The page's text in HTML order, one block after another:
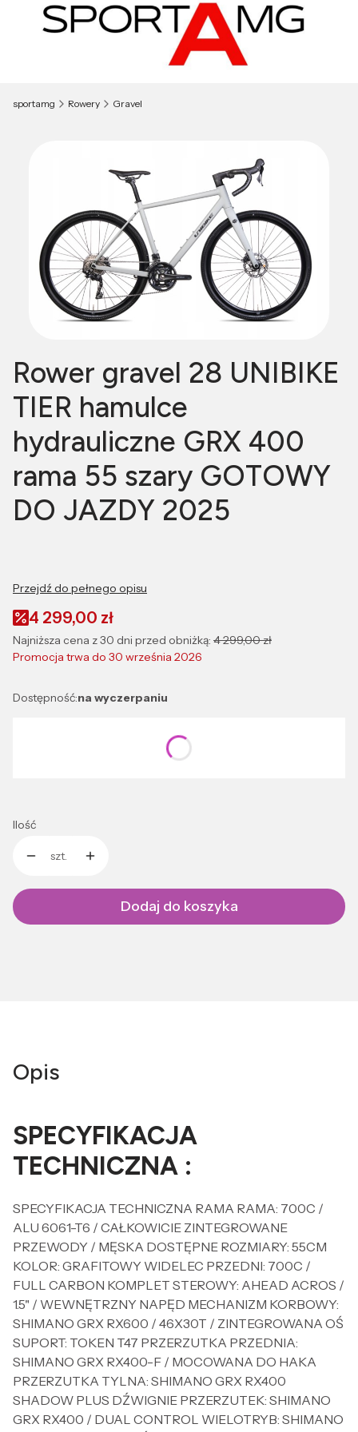
sportamg Rowery Gravel
Rower gravel 28 UNIBIKE
TIER hamulce
hydrauliczne GRX 400
rama 55 szary GOTOWY
DO JAZDY 2025
Przejdź do pełnego opisu
4 299,00 zł
Najniższa cena z 30 dni przed obniżką: 4 299,00 zł
Promocja trwa do 30 września 2026
Dostępność:na wyczerpaniu
Poszczególne warianty mogą różnić się ceną
Ilość
szt.
Dodaj do koszyka
Opis
SPECYFIKACJA
TECHNICZNA :
SPECYFIKACJA TECHNICZNA RAMA RAMA: 700C /
ALU 6061-T6 / CAŁKOWICIE ZINTEGROWANE
PRZEWODY / MĘSKA DOSTĘPNE ROZMIARY: 55CM
KOLOR: GRAFITOWY WIDELEC PRZEDNI: 700C /
FULL CARBON KOMPLET STEROWY: AHEAD ACROS /
1.5" / WEWNĘTRZNY NAPĘD MECHANIZM KORBOWY:
SHIMANO GRX RX600 / 46X30T / ZINTEGROWANA OŚ
SUPORT: TOKEN T47 PRZERZUTKA PRZEDNIA:
SHIMANO GRX RX400-F / MOCOWANA DO HAKA
PRZERZUTKA TYLNA: SHIMANO GRX RX400
SHADOW PLUS DŹWIGNIE PRZERZUTEK: SHIMANO
GRX RX400 / DUAL CONTROL WIELOTRYB: SHIMANO